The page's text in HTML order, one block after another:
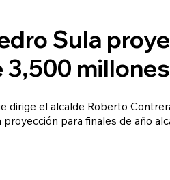
Sula
3,500
dirige el alcalde Roberto
para finales de año